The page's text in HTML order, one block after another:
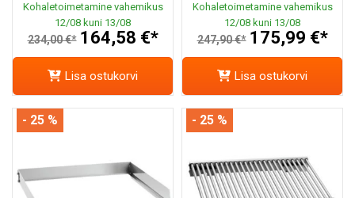
Kohaletoimetamine vahemikus
12/08 kuni 13/08
234,00 €* 164,58 €*
Lisa ostukorvi
Kohaletoimetamine vahemikus
12/08 kuni 13/08
247,90 €* 175,99 €*
Lisa ostukorvi
- 25 % - 25 %